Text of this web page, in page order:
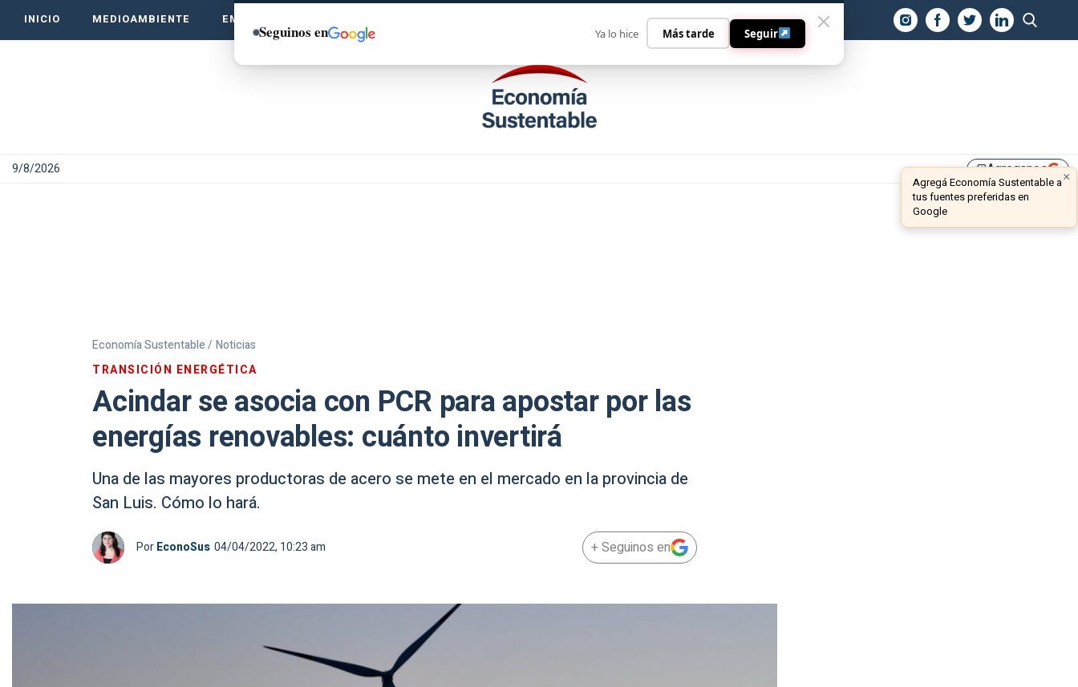
INICIO MEDIOAMBIENTE EMPRENDE VERDE CONTACTO
9/8/2026 library_addAgreganos ×
Agregá Economía Sustentable a
tus fuentes preferidas en
Google
Economía Sustentable / Noticias
TRANSICIÓN ENERGÉTICA
Acindar se asocia con PCR para apostar por las
energías renovables: cuánto invertirá
Una de las mayores productoras de acero se mete en el mercado en la provincia de
San Luis. Cómo lo hará.
PorEconoSus 04/04/2022, 10:23 am + Seguinos en
Seguinos en Ya lo hice Más tarde Seguir